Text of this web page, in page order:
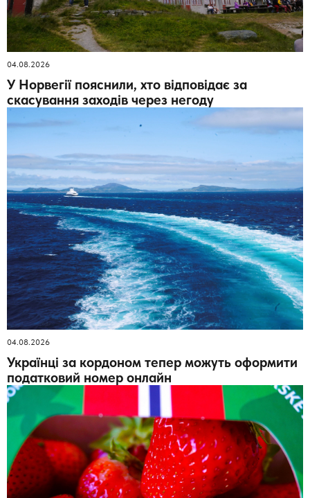
04.08.2026
У Норвегії пояснили, хто відповідає за
скасування заходів через негоду
04.08.2026
Українці за кордоном тепер можуть оформити
податковий номер онлайн